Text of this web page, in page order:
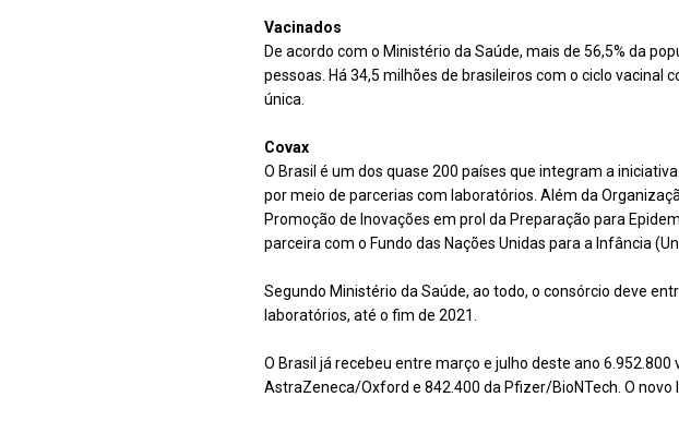
Vacinados
De acordo com o Ministério da Saúde, mais de 56,5% da
pessoas. Há 34,5 milhões de brasileiros com o ciclo
única.
Covax
O Brasil é um dos quase 200 países que integram a
por meio de parcerias com laboratórios. Além da
Promoção de Inovações em prol da Preparação para
parceira com o Fundo das Nações Unidas para a Infância
Segundo Ministério da Saúde, ao todo, o consórcio deve
laboratórios, até o fim de 2021.
O Brasil já recebeu entre março e julho deste ano
AstraZeneca/Oxford e 842.400 da Pfizer/BioNTech. O novo